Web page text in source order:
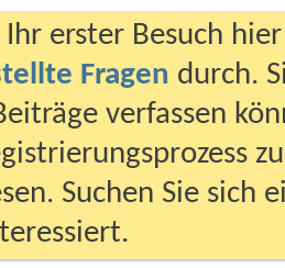
erster Besuch
Fragen durch.
verfassen
Suchen Sie sich